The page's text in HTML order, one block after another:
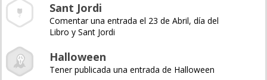
Sant Jordi
Comentar una entrada el 23 de Abril, día del
Libro y Sant Jordi
Halloween
Tener publicada una entrada de Halloween